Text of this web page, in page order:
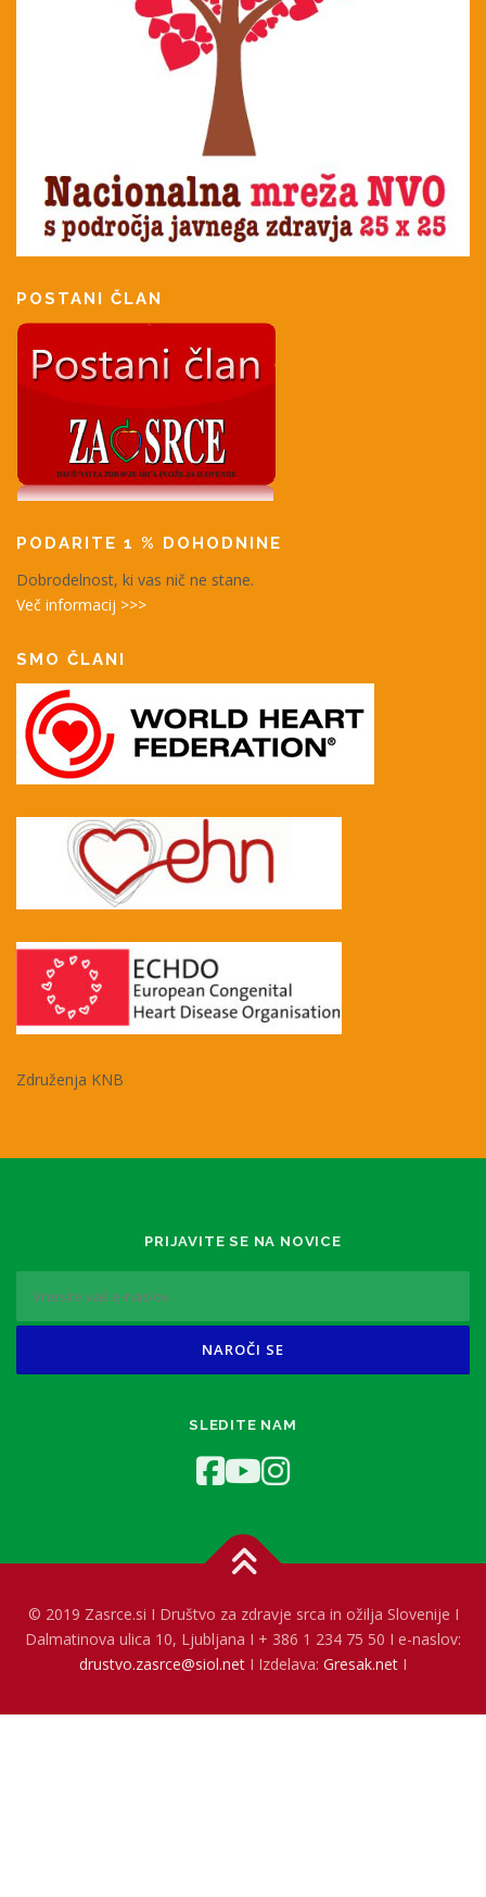
POSTANI ČLAN
PODARITE 1 % DOHODNINE
Dobrodelnost, ki vas nič ne stane.
Več informacij >>>
SMO ČLANI
Združenja KNB
PRIJAVITE SE NA NOVICE
SLEDITE NAM
© 2019 Zasrce.si I Društvo za zdravje srca in ožilja Slovenije I
Dalmatinova ulica 10, Ljubljana I + 386 1 234 75 50 I e-naslov:
drustvo.zasrce@siol.net I Izdelava: Gresak.net I